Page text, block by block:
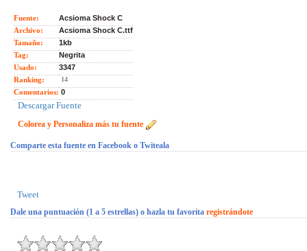
Fuente:
Acsioma Shock C
Archivo:
Acsioma Shock C.ttf
Tamaño:
1kb
Tag:
Negrita
Usado:
3347
Ranking:
14
Comentarios: 0
Descargar Fuente
Colorea y Personaliza más tu fuente
Comparte esta fuente en Facebook o Twiteala
Tweet
Dale una puntuación (1 a 5 estrellas) o hazla tu favorita registrándote